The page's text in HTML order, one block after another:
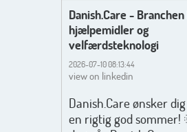
Danish.Care -
hjælpemidler og
velfærdsteknologi
2026-07-10 08:13:44
view on linkedin
Danish.Care ønsker
en rigtig god sommer!